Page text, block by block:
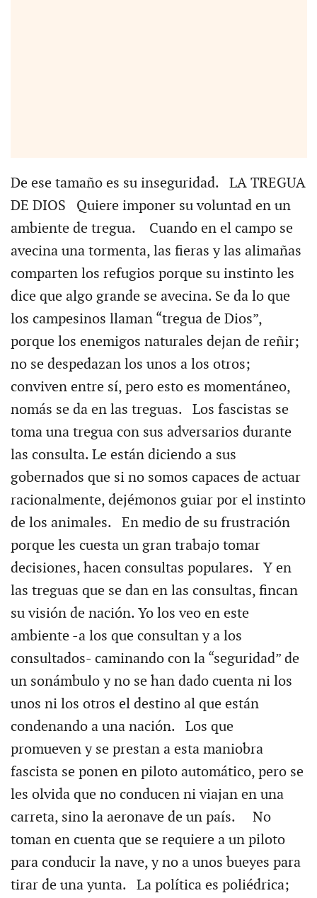
De ese tamaño es su inseguridad. LA TREGUA
DE DIOS Quiere imponer su voluntad en un
ambiente de tregua. Cuando en el campo se
avecina una tormenta, las fieras y las alimañas
comparten los refugios porque su instinto les
dice que algo grande se avecina. Se da lo que
los campesinos llaman “tregua de Dios”,
porque los enemigos naturales dejan de reñir;
no se despedazan los unos a los otros;
conviven entre sí, pero esto es momentáneo,
nomás se da en las treguas. Los fascistas se
toma una tregua con sus adversarios durante
las consulta. Le están diciendo a sus
gobernados que si no somos capaces de actuar
racionalmente, dejémonos guiar por el instinto
de los animales. En medio de su frustración
porque les cuesta un gran trabajo tomar
decisiones, hacen consultas populares. Y en
las treguas que se dan en las consultas, fincan
su visión de nación. Yo los veo en este
ambiente -a los que consultan y a los
consultados- caminando con la “seguridad” de
un sonámbulo y no se han dado cuenta ni los
unos ni los otros el destino al que están
condenando a una nación. Los que
promueven y se prestan a esta maniobra
fascista se ponen en piloto automático, pero se
les olvida que no conducen ni viajan en una
carreta, sino la aeronave de un país. No
toman en cuenta que se requiere a un piloto
para conducir la nave, y no a unos bueyes para
tirar de una yunta. La política es poliédrica;